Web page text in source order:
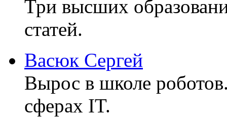
Три высших
статей.
Васюк Сергей
Вырос в школе
сферах IT.